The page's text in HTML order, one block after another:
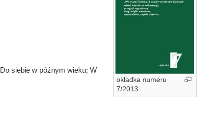
okładka numeru
7/2013
siebie w późnym wieku; W